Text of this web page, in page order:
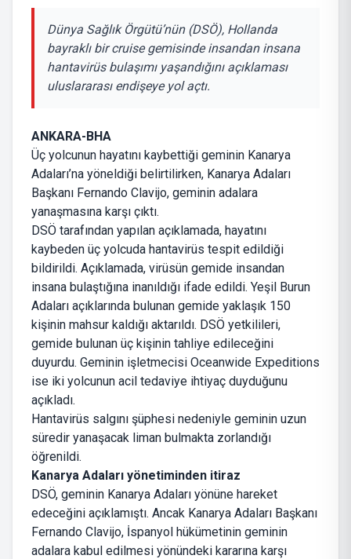
Dünya Sağlık Örgütü’nün (DSÖ), Hollanda
bayraklı bir cruise gemisinde insandan insana
hantavirüs bulaşımı yaşandığını açıklaması
uluslararası endişeye yol açtı.
ANKARA-BHA
Üç yolcunun hayatını kaybettiği geminin Kanarya
Adaları’na yöneldiği belirtilirken, Kanarya Adaları
Başkanı Fernando Clavijo, geminin adalara
yanaşmasına karşı çıktı.
DSÖ tarafından yapılan açıklamada, hayatını
kaybeden üç yolcuda hantavirüs tespit edildiği
bildirildi. Açıklamada, virüsün gemide insandan
insana bulaştığına inanıldığı ifade edildi. Yeşil Burun
Adaları açıklarında bulunan gemide yaklaşık 150
kişinin mahsur kaldığı aktarıldı. DSÖ yetkilileri,
gemide bulunan üç kişinin tahliye edileceğini
duyurdu. Geminin işletmecisi Oceanwide Expeditions
ise iki yolcunun acil tedaviye ihtiyaç duyduğunu
açıkladı.
Hantavirüs salgını şüphesi nedeniyle geminin uzun
süredir yanaşacak liman bulmakta zorlandığı
öğrenildi.
Kanarya Adaları yönetiminden itiraz
DSÖ, geminin Kanarya Adaları yönüne hareket
edeceğini açıklamıştı. Ancak Kanarya Adaları Başkanı
Fernando Clavijo, İspanyol hükümetinin geminin
adalara kabul edilmesi yönündeki kararına karşı